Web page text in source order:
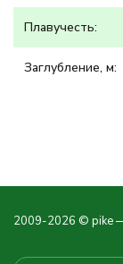
Плавучесть:
Заглубление, м:
2009-2026 © pike